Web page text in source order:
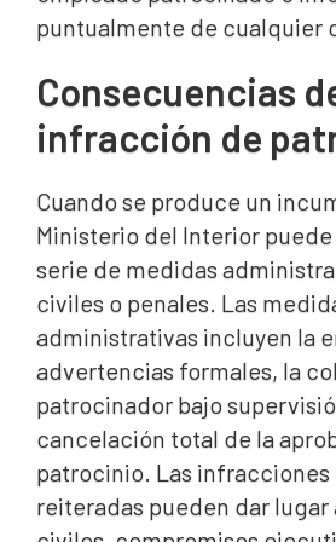
puntualmente de cualquier
Consecuencias
infracción de
Cuando se produce un
Ministerio del Interior
serie de medidas
civiles o penales. Las
administrativas incluyen la
advertencias formales, la
patrocinador bajo
cancelación total de la
patrocinio. Las infracciones
reiteradas pueden dar lugar